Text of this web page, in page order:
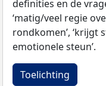
definities en de
‘matig/veel regie
rondkomen’, ‘krijgt
emotionele steun’.
Toelichting